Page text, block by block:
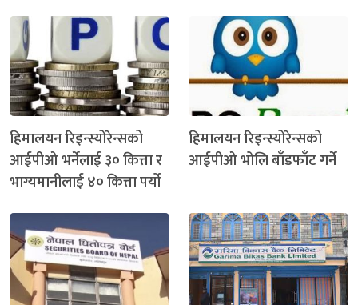
हिमालयन रिइन्स्योरेन्सको
आईपीओ भर्नेलाई ३० कित्ता र
भाग्यमानीलाई ४० कित्ता पर्यो
हिमालयन रिइन्स्योरेन्सको
आईपीओ भोलि बाँडफाँट गर्ने